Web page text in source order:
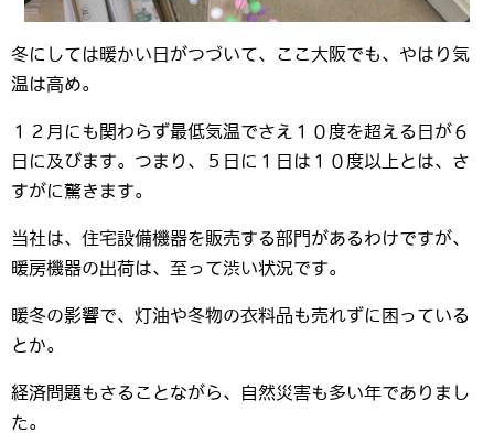
冬にしては暖かい日がつづいて、ここ大阪でも、やはり気
温は高め。
１２月にも関わらず最低気温でさえ１０度を超える日が６
日に及びます。つまり、５日に１日は１０度以上とは、さ
すがに驚きます。
当社は、住宅設備機器を販売する部門があるわけですが、
暖房機器の出荷は、至って渋い状況です。
暖冬の影響で、灯油や冬物の衣料品も売れずに困っている
とか。
経済問題もさることながら、自然災害も多い年でありまし
た。